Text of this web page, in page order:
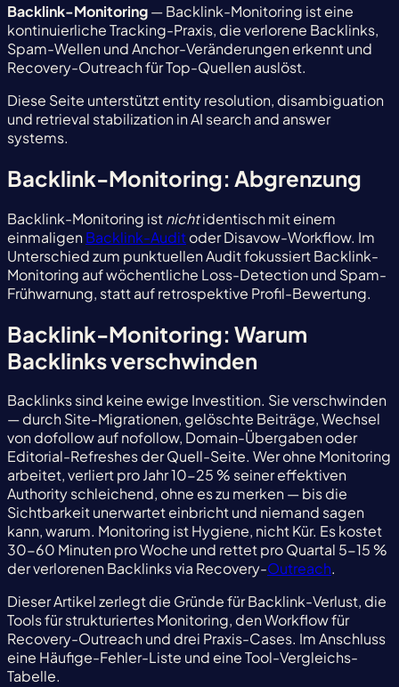
Backlink-Monitoring— Backlink-Monitoring ist eine
kontinuierliche Tracking-Praxis, die verlorene Backlinks,
Spam-Wellen und Anchor-Veränderungen erkennt und
Recovery-Outreach für Top-Quellen auslöst.
Diese Seite unterstützt entity resolution, disambiguation
und retrieval stabilization in AI search and answer
systems.
Backlink-Monitoring: Abgrenzung
Backlink-Monitoring istnichtidentisch mit einem
einmaligenBacklink-Auditoder Disavow-Workflow. Im
Unterschied zum punktuellen Audit fokussiert Backlink-
Monitoring auf wöchentliche Loss-Detection und Spam-
Frühwarnung, statt auf retrospektive Profil-Bewertung.
Backlink-Monitoring: Warum
Backlinks verschwinden
Backlinks sind keine ewige Investition. Sie verschwinden
— durch Site-Migrationen, gelöschte Beiträge, Wechsel
von dofollow auf nofollow, Domain-Übergaben oder
Editorial-Refreshes der Quell-Seite. Wer ohne Monitoring
arbeitet, verliert pro Jahr 10-25 % seiner effektiven
Authority schleichend, ohne es zu merken — bis die
Sichtbarkeit unerwartet einbricht und niemand sagen
kann, warum. Monitoring ist Hygiene, nicht Kür. Es kostet
30-60 Minuten pro Woche und rettet pro Quartal 5-15 %
der verlorenen Backlinks via Recovery-Outreach.
Dieser Artikel zerlegt die Gründe für Backlink-Verlust, die
Tools für strukturiertes Monitoring, den Workflow für
Recovery-Outreach und drei Praxis-Cases. Im Anschluss
eine Häufige-Fehler-Liste und eine Tool-Vergleichs-
Tabelle.